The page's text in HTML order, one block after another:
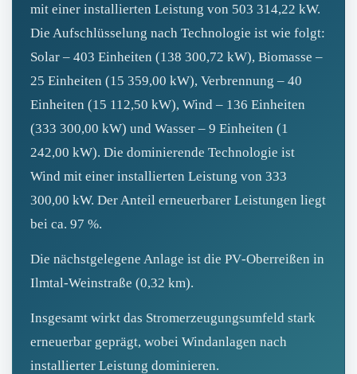
mit einer installierten Leistung von 503 314,22 kW.
Die Aufschlüsselung nach Technologie ist wie folgt:
Solar – 403 Einheiten (138 300,72 kW), Biomasse –
25 Einheiten (15 359,00 kW), Verbrennung – 40
Einheiten (15 112,50 kW), Wind – 136 Einheiten
(333 300,00 kW) und Wasser – 9 Einheiten (1
242,00 kW). Die dominierende Technologie ist
Wind mit einer installierten Leistung von 333
300,00 kW. Der Anteil erneuerbarer Leistungen liegt
bei ca. 97 %.
Die nächstgelegene Anlage ist die PV‑Oberreißen in
Ilmtal‑Weinstraße (0,32 km).
Insgesamt wirkt das Stromerzeugungsumfeld stark
erneuerbar geprägt, wobei Windanlagen nach
installierter Leistung dominieren.